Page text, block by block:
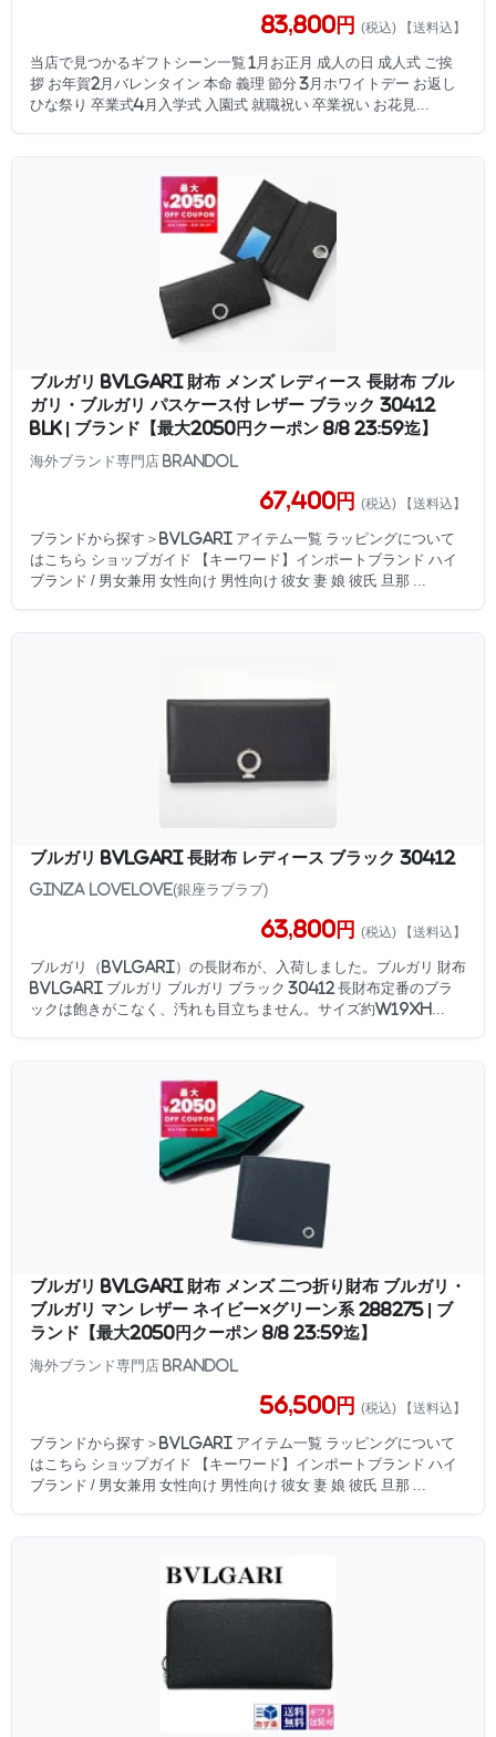
83,800円 (税込) 【送料込】
当店で見つかるギフトシーン一覧 1月お正月 成人の日 成人式 ご挨
拶 お年賀2月バレンタイン 本命 義理 節分 3月ホワイトデー お返し
ひな祭り 卒業式4月入学式 入園式 就職祝い 卒業祝い お花見...
ブルガリ BVLGARI 財布 メンズ レディース 長財布 ブル
ガリ・ブルガリ パスケース付 レザー ブラック 30412
BLK | ブランド【最大2050円クーポン 8/8 23:59迄】
海外ブランド専門店 Brandol
67,400円 (税込) 【送料込】
ブランドから探す＞BVLGARI アイテム一覧 ラッピングについて
はこちら ショップガイド 【キーワード】インポートブランド ハイ
ブランド / 男女兼用 女性向け 男性向け 彼女 妻 娘 彼氏 旦那 ...
ブルガリ BVLGARI 長財布 レディース ブラック 30412
GINZA LoveLove(銀座ラブラブ)
63,800円 (税込) 【送料込】
ブルガリ（BVLGARI）の長財布が、入荷しました。ブルガリ 財布
BVLGARI ブルガリ ブルガリ ブラック 30412 長財布定番のブラ
ックは飽きがこなく、汚れも目立ちません。サイズ約W19xH...
ブルガリ BVLGARI 財布 メンズ 二つ折り財布 ブルガリ・
ブルガリ マン レザー ネイビー×グリーン系 288275 | ブ
ランド【最大2050円クーポン 8/8 23:59迄】
海外ブランド専門店 Brandol
56,500円 (税込) 【送料込】
ブランドから探す＞BVLGARI アイテム一覧 ラッピングについて
はこちら ショップガイド 【キーワード】インポートブランド ハイ
ブランド / 男女兼用 女性向け 男性向け 彼女 妻 娘 彼氏 旦那 ...